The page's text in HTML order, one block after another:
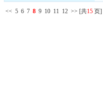
<< 5 6 7 8 9 10 11 12 >> [共15